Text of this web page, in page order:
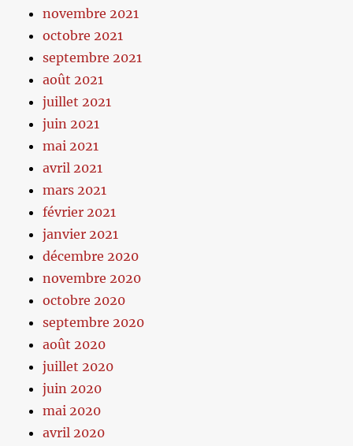
novembre 2021
octobre 2021
septembre 2021
août 2021
juillet 2021
juin 2021
mai 2021
avril 2021
mars 2021
février 2021
janvier 2021
décembre 2020
novembre 2020
octobre 2020
septembre 2020
août 2020
juillet 2020
juin 2020
mai 2020
avril 2020